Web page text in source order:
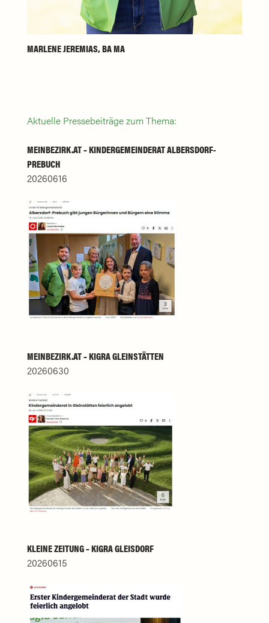
MARLENE JEREMIAS, BA MA
Aktuelle Pressebeiträge zum Thema:
MEINBEZIRK.AT – KINDERGEMEINDERAT ALBERSDORF-
PREBUCH
20260616
MEINBEZIRK.AT – KIGRA GLEINSTÄTTEN
20260630
KLEINE ZEITUNG – KIGRA GLEISDORF
20260615